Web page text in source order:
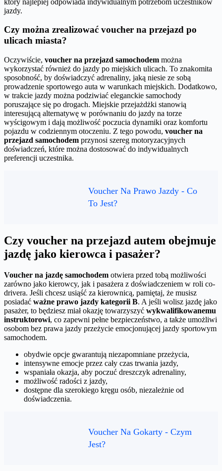
jazdy.
Czy można zrealizować voucher na przejazd po
ulicach miasta?
Oczywiście, voucher na przejazd samochodem można
wykorzystać również do jazdy po miejskich ulicach. To znakomita
sposobność, by doświadczyć adrenaliny, jaką niesie ze sobą
prowadzenie sportowego auta w warunkach miejskich. Dodatkowo,
w trakcie jazdy można podziwiać eleganckie samochody
poruszające się po drogach. Miejskie przejażdżki stanowią
interesującą alternatywę w porównaniu do jazdy na torze
wyścigowym i dają możliwość poczucia dynamiki oraz komfortu
pojazdu w codziennym otoczeniu. Z tego powodu, voucher na
przejazd samochodem przynosi szereg motoryzacyjnych
doświadczeń, które można dostosować do indywidualnych
preferencji uczestnika.
Voucher Na Prawo Jazdy - Co
To Jest?
Czy voucher na przejazd autem obejmuje
jazdę jako kierowca i pasażer?
Voucher na jazdę samochodem otwiera przed tobą możliwości
zarówno jako kierowcy, jak i pasażera z doświadczeniem w roli co-
drivera. Jeśli chcesz usiąść za kierownicą, pamiętaj, że musisz
posiadać ważne prawo jazdy kategorii B. A jeśli wolisz jazdę jako
pasażer, to będziesz miał okazję towarzyszyć wykwalifikowanemu
instruktorowi, co zapewni pełne bezpieczeństwo, a także umożliwi
osobom bez prawa jazdy przeżycie emocjonującej jazdy sportowym
samochodem.
obydwie opcje gwarantują niezapomniane przeżycia,
intensywne emocje przez cały czas trwania jazdy,
wspaniała okazja, aby poczuć dreszczyk adrenaliny,
możliwość radości z jazdy,
dostępne dla szerokiego kręgu osób, niezależnie od
doświadczenia.
Voucher Na Gokarty - Czym
Jest?